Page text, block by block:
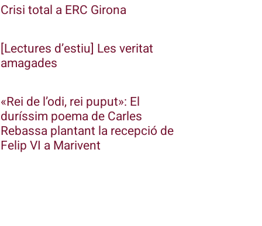
Crisi total a ERC Girona
[Lectures d’estiu] Les veritat
amagades
«Rei de l’odi, rei puput»: El
duríssim poema de Carles
Rebassa plantant la recepció de
Felip VI a Marivent